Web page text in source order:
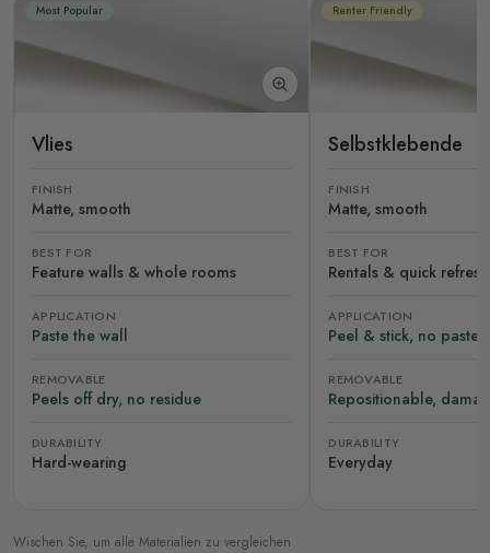
Most Popular
Vlies
FINISH
Matte, smooth
BEST FOR
Feature walls & whole rooms
APPLICATION
Paste the wall
REMOVABLE
Peels off dry, no residue
DURABILITY
Hard-wearing
Renter Friendly
Selbstklebende
FINISH
Matte, smooth
BEST FOR
Rentals & quick
APPLICATION
Peel & stick, no paste
REMOVABLE
Repositionable,
DURABILITY
Everyday
Wischen Sie, um alle Materialien zu vergleichen